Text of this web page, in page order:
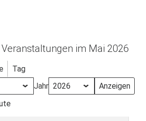
Veranstaltungen im Mai 2026
Tag
Jahr